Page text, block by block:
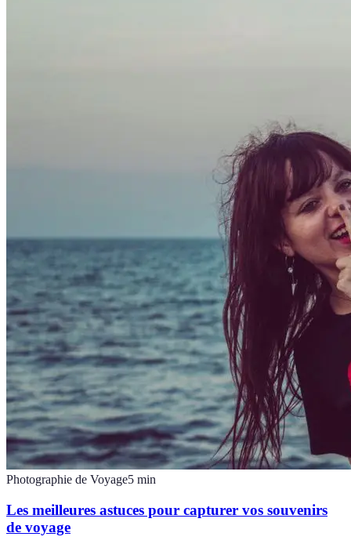
Photographie de Voyage5 min
Les meilleures astuces pour capturer vos souvenirs
de voyage